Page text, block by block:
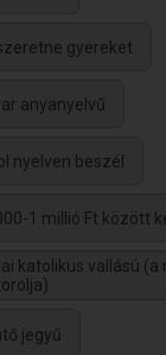
gyereket
anyanyelvű
nyelven beszél
1 millió Ft között
katolikus vallású (a
jegyű